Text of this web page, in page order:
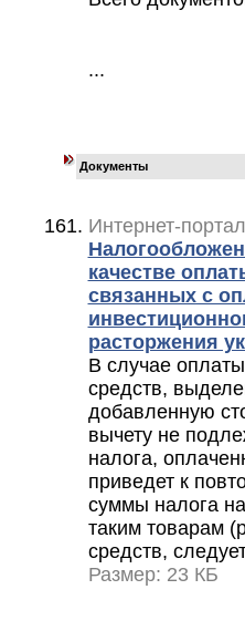
...
Документы
Интернет-
качестве
связанных с
расторжения
В случае
средств,
добавленную
вычету не
налога,
приведет к
суммы налога
таким товарам
средств,
Размер: 23 КБ